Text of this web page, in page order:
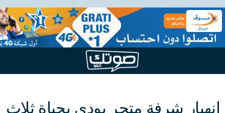
انهيار شرفة متجر يودي بحياة ثلاث